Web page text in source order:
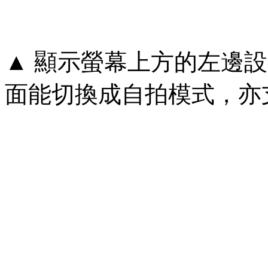
▲ 顯示螢幕上方的左邊
面能切換成自拍模式，